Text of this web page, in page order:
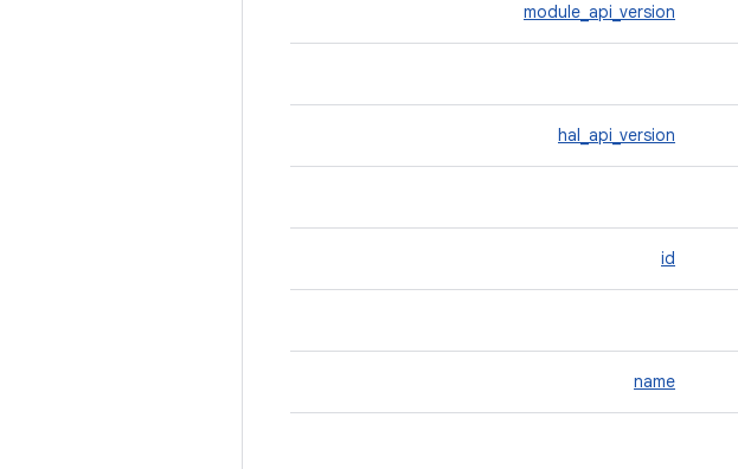
module_api_version
hal_api_version
id
name